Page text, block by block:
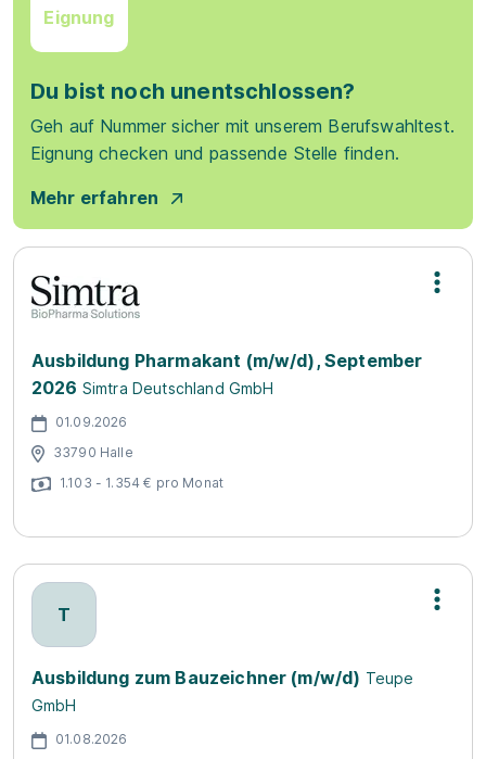
Eignung
Du bist noch unentschlossen?
Geh auf Nummer sicher mit unserem Berufswahltest.
Eignung checken und passende Stelle finden.
Mehr erfahren
Ausbildung Pharmakant (m/w/d), September
2026 Simtra Deutschland GmbH
01.09.2026
33790 Halle
1.103 - 1.354 € pro Monat
T
Ausbildung zum Bauzeichner (m/w/d) Teupe
GmbH
01.08.2026